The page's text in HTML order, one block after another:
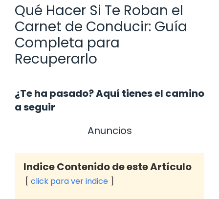
Qué Hacer Si Te Roban el
Carnet de Conducir: Guía
Completa para
Recuperarlo
¿Te ha pasado? Aquí tienes el camino
a seguir
Anuncios
Indice Contenido de este Artículo
click para ver indice